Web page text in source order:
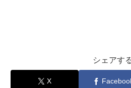
シェアす
X